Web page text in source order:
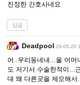
진정한 간호사네요
답글
Deadpool 26-05-20
어..우리동네내...울 어머
도 저기서 수술한적이...
대 왜 다른곳을 제모해